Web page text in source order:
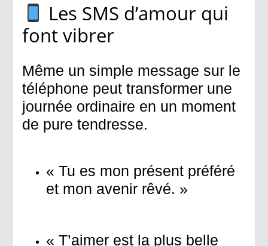
Les SMS d’amour qui
font vibrer
Même un simple message sur le
téléphone peut transformer une
journée ordinaire en un moment
de pure tendresse.
« Tu es mon présent préféré
et mon avenir rêvé. »
« T’aimer est la plus belle